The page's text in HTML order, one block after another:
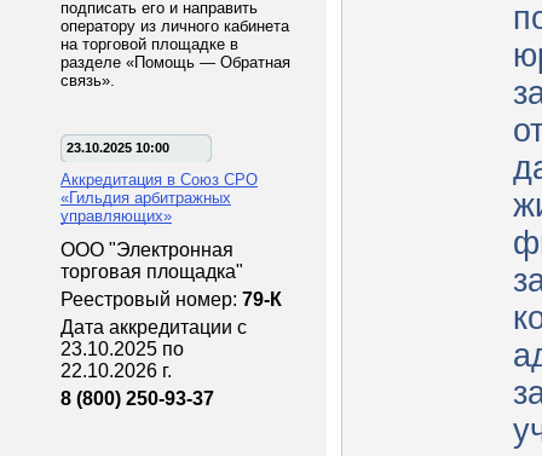
подписать его и направить
оператору из личного кабинета
на торговой площадке в
разделе «Помощь — Обратная
связь».
23.10.2025 10:00
Аккредитация в Союз СРО
«Гильдия арбитражных
управляющих»
ООО "Электронная
торговая площадка"
Реестровый номер: 79-К
Дата аккредитации с
23.10.2025 по
22.10.2026 г.
8 (800) 250-93-37